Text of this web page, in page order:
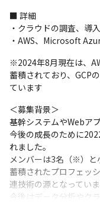
■ 詳細
・クラウドの調査、導
・AWS、Microsoft
※2024年8月現在は、
蓄積されており、GCP
ています
＜募集背景＞
基幹システムやWebア
今後の成長のために
れました。
メンバーは3名（※）と
蓄積されたプロフェッ
連技術の源となっていま
今後はデータ分析やク